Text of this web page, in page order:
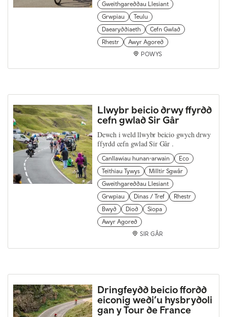
Gweithgareddau Llesiant
Grwpiau
Teulu
Daearyddiaeth
Cefn Gwlad
Rhestr
Awyr Agored
POWYS
Llwybr beicio drwy ffyrdd
cefn gwlad Sir Gâr
Dewch i weld llwybr beicio gwych drwy
ffyrdd cefn gwlad Sir Gâr .
Canllawiau hunan-arwain
Eco
Teithiau Tywys
Milltir Sgwâr
Gweithgareddau Llesiant
Grwpiau
Dinas / Tref
Rhestr
Bwyd
Diod
Siopa
Awyr Agored
SIR GÂR
Dringfeydd beicio ffordd
eiconig wedi’u hysbrydoli
gan y Tour de France